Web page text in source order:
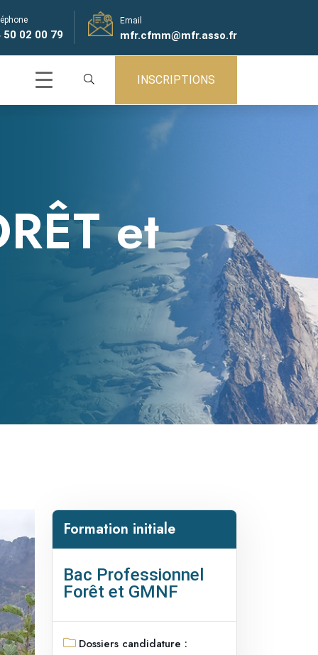
50 02 00 79
Email
mfr.cfmm@mfr.asso.fr
INSCRIPTIONS
et
Formation initiale
Bac Professionnel
Forêt et GMNF
Dossiers candidature :